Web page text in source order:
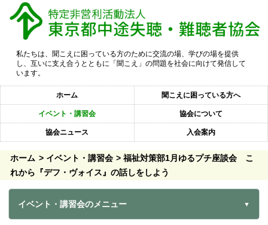
私たちは、聞こえに困っている方のために交流の場、学びの場を提供
し、互いに支え合うとともに「聞こえ」の問題を社会に向けて発信して
います。
ホーム 聞こえに困っている方へ
イベント・講習会 協会について
協会ニュース 入会案内
ホーム イベント・講習会
福祉対策部1月ゆるプチ座談会 こ
れから『デフ・ヴォイス』の話しをしよう
イベント・講習会のメニュー